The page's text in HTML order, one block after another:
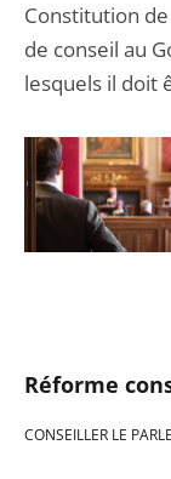
Constitution
de conseil au
lesquels il doit
Réforme
CONSEILLER LE